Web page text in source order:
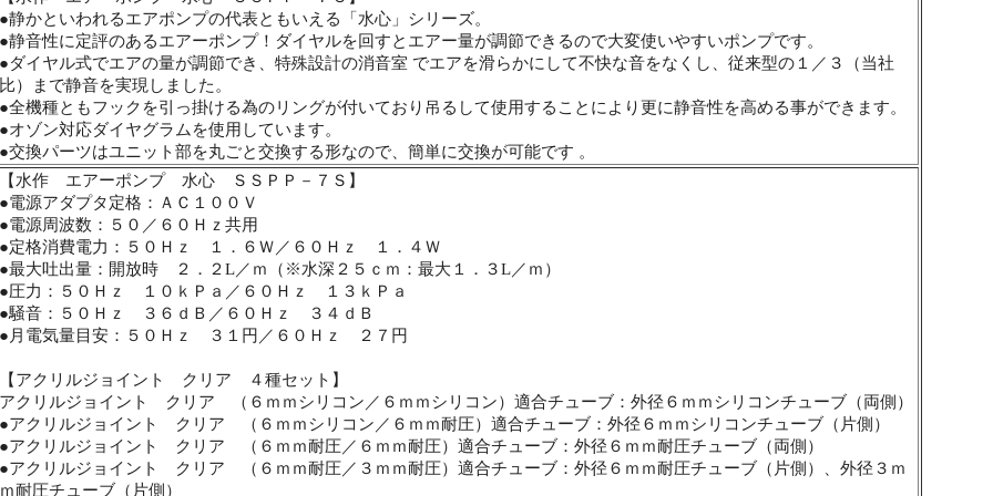
●静かといわれるエアポンプの代表ともいえる「水心」シリーズ。
●静音性に定評のあるエアーポンプ！ダイヤルを回すとエアー量が調節できるので大変使いやすいポンプです。
●ダイヤル式でエアの量が調節でき、特殊設計の消音室 でエアを滑らかにして不快な音をなくし、従来型の１／３（当社
比）まで静音を実現しました。
●全機種ともフックを引っ掛ける為のリングが付いており吊るして使用することにより更に静音性を高める事ができます。
●オゾン対応ダイヤグラムを使用しています。
●交換パーツはユニット部を丸ごと交換する形なので、簡単に交換が可能です 。
【水作 エアーポンプ 水心 ＳＳＰＰ－７Ｓ】
●電源アダプタ定格：ＡＣ１００Ｖ
●電源周波数：５０／６０Ｈｚ共用
●定格消費電力：５０Ｈｚ １．６Ｗ／６０Ｈｚ １．４Ｗ
●最大吐出量：開放時 ２．２L／ｍ（※水深２５ｃｍ：最大１．３L／ｍ）
●圧力：５０Ｈｚ １０ｋＰａ／６０Ｈｚ １３ｋＰａ
●騒音：５０Ｈｚ ３６ｄＢ／６０Ｈｚ ３４ｄＢ
●月電気量目安：５０Ｈｚ ３１円／６０Ｈｚ ２７円
【アクリルジョイント クリア ４種セット】
アクリルジョイント クリア （６ｍｍシリコン／６ｍｍシリコン）適合チューブ：外径６ｍｍシリコンチューブ（両側）
●アクリルジョイント クリア （６ｍｍシリコン／６ｍｍ耐圧）適合チューブ：外径６ｍｍシリコンチューブ（片側）
●アクリルジョイント クリア （６ｍｍ耐圧／６ｍｍ耐圧）適合チューブ：外径６ｍｍ耐圧チューブ（両側）
●アクリルジョイント クリア （６ｍｍ耐圧／３ｍｍ耐圧）適合チューブ：外径６ｍｍ耐圧チューブ（片側）、外径３ｍ
ｍ耐圧チューブ（片側）